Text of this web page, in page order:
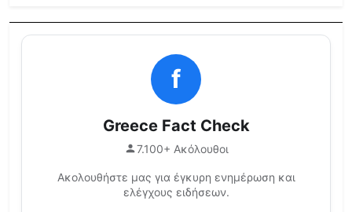
f
Greece Fact Check
7.100+ Ακόλουθοι
Ακολουθήστε μας για έγκυρη ενημέρωση και
ελέγχους ειδήσεων.